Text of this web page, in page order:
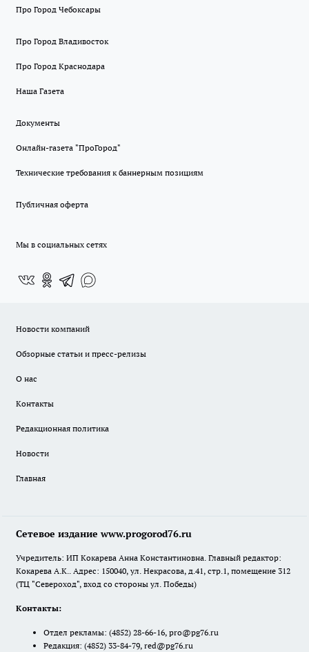
Про Город Чебоксары
Про Город Владивосток
Про Город Краснодара
Наша Газета
Документы
Онлайн-газета "ПроГород"
Технические требования к баннерным позициям
Публичная оферта
Мы в социальных сетях
Новости компаний
Обзорные статьи и пресс-релизы
О нас
Контакты
Редакционная политика
Новости
Главная
Сетевое издание www.progorod76.ru
Учредитель: ИП Кокарева Анна Константиновна. Главный редактор:
Кокарева А.К.. Адрес: 150040, ул. Некрасова, д.41, стр.1, помещение 312
(ТЦ "Североход", вход со стороны ул. Победы)
Контакты:
Отдел рекламы: (4852) 28-66-16, pro@pg76.ru
Редакция: (4852) 33-84-79, red@pg76.ru